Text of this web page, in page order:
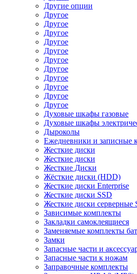
Другие опции
Другое
Другое
Другое
Другое
Другое
Другое
Другое
Другое
Другое
Другое
Другое
Духовые шкафы газовые
Духовые шкафы
Дыроколы
Ежедневники и записные
Жесткие диски
Жесткие диски
Жесткие Диски
Жёсткие диски (HDD)
Жесткие диски Enterprise
Жесткие диски SSD
Жесткие диски серверные
Зависимые комплекты
Закладки самоклеящиеся
Заменяемые комплекты
Замки
Запасные части и
Запасные части к ножам
Заправочные комплекты